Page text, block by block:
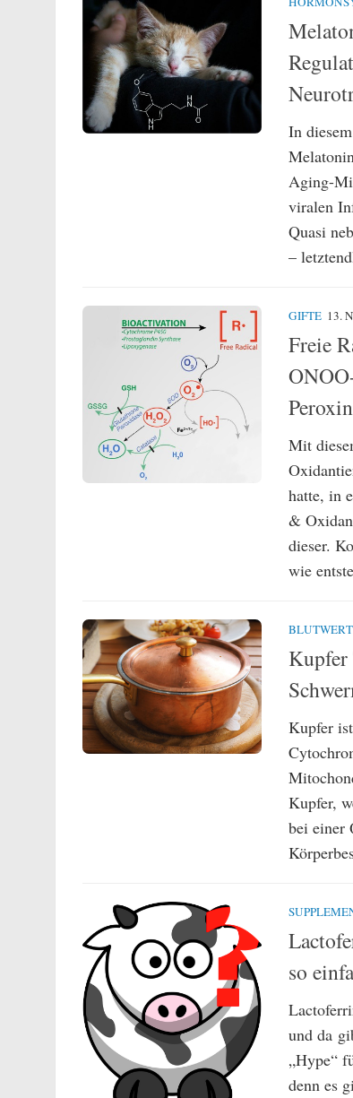
In
Aging-
viralen
Quasi
–
GIFTE 13.
Freie
Mit
hatte, in
&
dieser.
wie
Kupfer
Kupfer
Kupfer,
bei einer
so
und da
„Hype“
denn es